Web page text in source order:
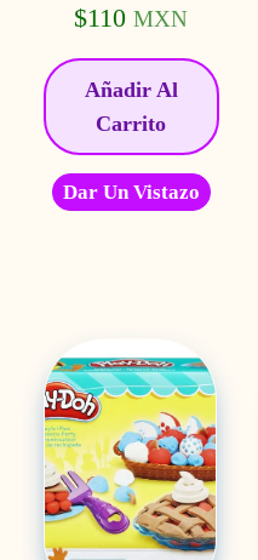
$110 MXN
Añadir Al
Carrito
Dar Un Vistazo